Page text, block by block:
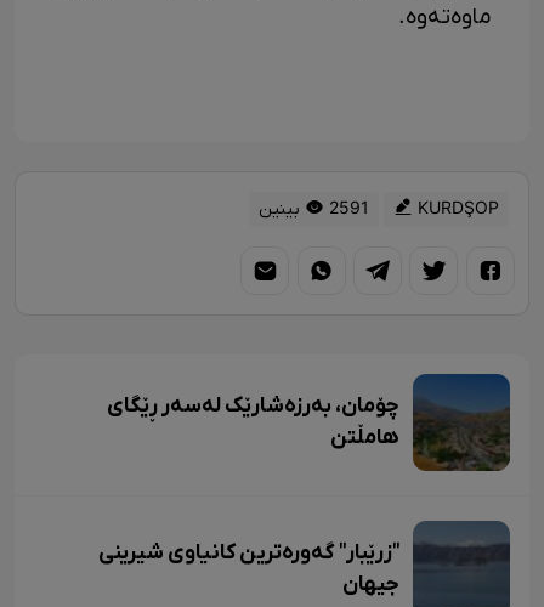
ماوەتەوە.
KURDŞOP 2591 بینین
چۆمان، بەرزەشارێک لەسەر ڕێگای
هامڵتن
"زرێبار" گەورەترین کانیاوی شیرینی
جیهان